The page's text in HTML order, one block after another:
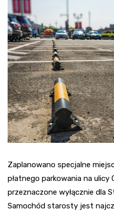
Zaplanowano specjalne
płatnego parkowania na ulicy
przeznaczone wyłącznie dla
Samochód starosty jest